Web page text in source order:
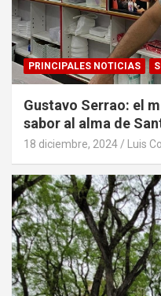
PRINCIPALES NOTICIAS
Gustavo Serrao: el
sabor al alma de
18 diciembre, 2024 Luis